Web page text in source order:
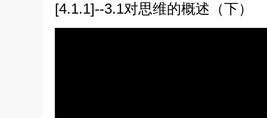
[4.1.1]--3.1对思维的概述（下）